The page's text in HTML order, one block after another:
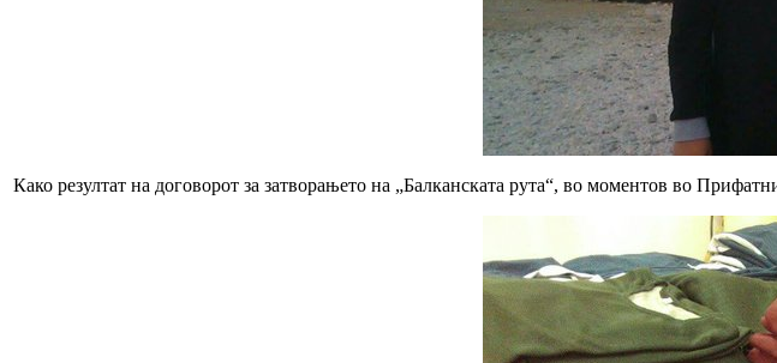
Како резултат на договорот за затворањето на „Балканската рута“, во моментов во